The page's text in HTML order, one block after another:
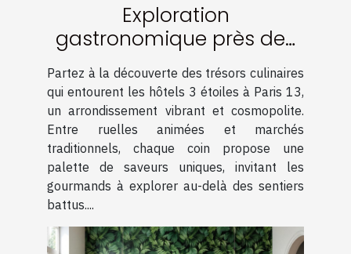
Exploration
gastronomique près des
hôtels 3 étoiles à Paris 13
Partez à la découverte des trésors culinaires
qui entourent les hôtels 3 étoiles à Paris 13,
un arrondissement vibrant et cosmopolite.
Entre ruelles animées et marchés
traditionnels, chaque coin propose une
palette de saveurs uniques, invitant les
gourmands à explorer au-delà des sentiers
battus....